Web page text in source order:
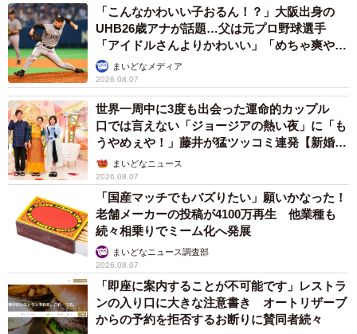
「こんなかわいい子おるん！？」大阪出身の
UHB26歳アナが話題…父は元プロ野球選手
「アイドルさんよりかわいい」「めちゃ爽や
か」まいどなメディア
2026.08.07
世界一周中に3度も出会った運命的カップル
口では言えない「ジョージアの熱い夜」に「も
うやめぇや！」藤井が猛ツッコミ連発【新婚さ
ん】まいどなニュース
2026.08.07
「国産マッチでもバズりたい」願いかなった！
老舗メーカーの投稿が4100万再生 他業種も
続々相乗りでミーム化へ発展
まいどなニュース調査部
2026.08.07
「即座に案内することが不可能です」レストラ
ンの入り口に大きな注意書き オートリザーブ
からの予約を拒否するお断りに賛同者続々